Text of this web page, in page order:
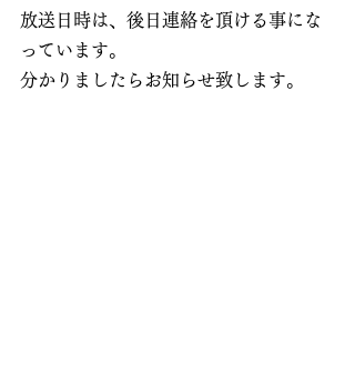
放送日時は、後日連絡を頂ける事にな
っています。
分かりましたらお知らせ致します。